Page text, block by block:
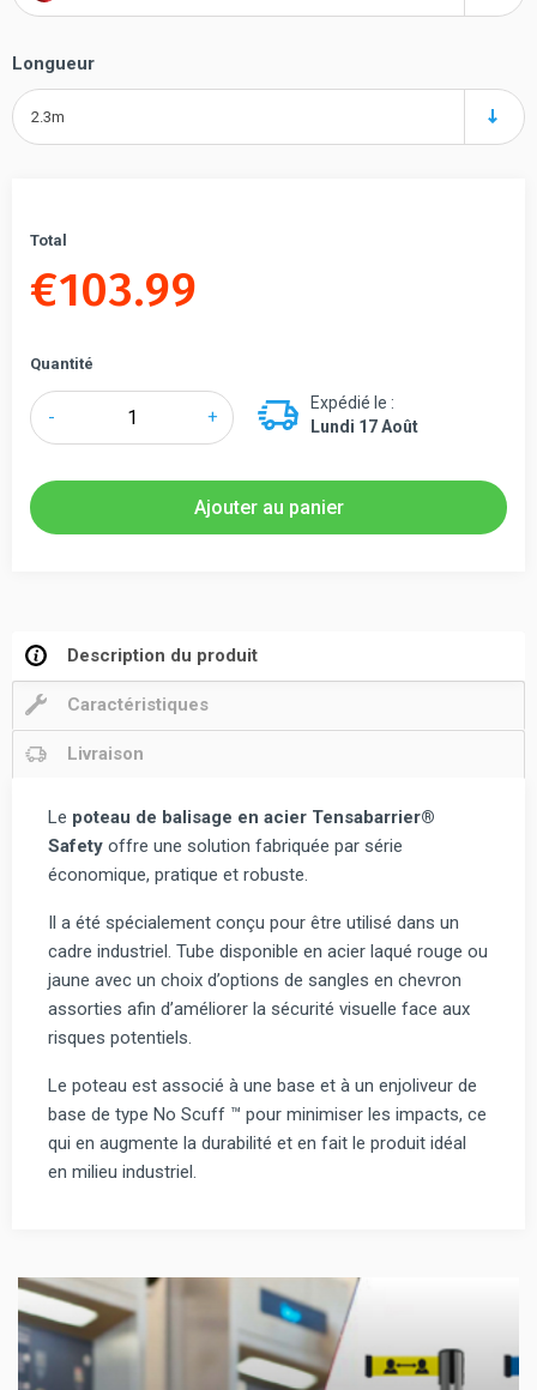
Longueur
2.3m
Total
€103.99
Quantité
-
acier
+
Expédié le :
Lundi 17 Août
Ajouter au panier
Description du produit
Caractéristiques
Livraison
Le poteau de balisage en acier Tensabarrier®
Safety offre une solution fabriquée par série
économique, pratique et robuste.
Il a été spécialement conçu pour être utilisé dans un
cadre industriel. Tube disponible en acier laqué rouge ou
jaune avec un choix d’options de sangles en chevron
assorties afin d’améliorer la sécurité visuelle face aux
risques potentiels.
Le poteau est associé à une base et à un enjoliveur de
base de type No Scuff ™ pour minimiser les impacts, ce
qui en augmente la durabilité et en fait le produit idéal
en milieu industriel.